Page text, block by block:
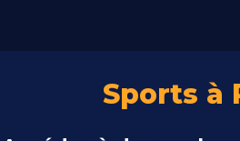
Sports à